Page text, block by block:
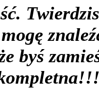
byś